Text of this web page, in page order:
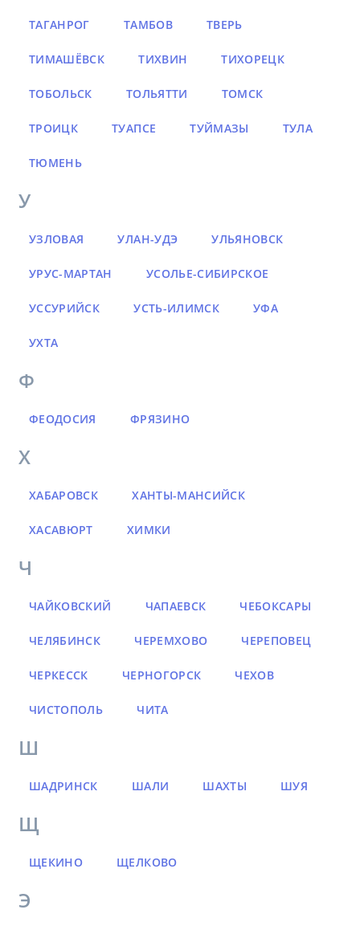
ТАГАНРОГ ТАМБОВ ТВЕРЬ
ТИМАШЁВСК ТИХВИН ТИХОРЕЦК
ТОБОЛЬСК ТОЛЬЯТТИ ТОМСК
ТРОИЦК ТУАПСЕ ТУЙМАЗЫ ТУЛА
ТЮМЕНЬ
У
УЗЛОВАЯ УЛАН-УДЭ УЛЬЯНОВСК
УРУС-МАРТАН УСОЛЬЕ-СИБИРСКОЕ
УССУРИЙСК УСТЬ-ИЛИМСК УФА
УХТА
Ф
ФЕОДОСИЯ ФРЯЗИНО
Х
ХАБАРОВСК ХАНТЫ-МАНСИЙСК
ХАСАВЮРТ ХИМКИ
Ч
ЧАЙКОВСКИЙ ЧАПАЕВСК ЧЕБОКСАРЫ
ЧЕЛЯБИНСК ЧЕРЕМХОВО ЧЕРЕПОВЕЦ
ЧЕРКЕССК ЧЕРНОГОРСК ЧЕХОВ
ЧИСТОПОЛЬ ЧИТА
Ш
ШАДРИНСК ШАЛИ ШАХТЫ ШУЯ
Щ
ЩЕКИНО ЩЕЛКОВО
Э